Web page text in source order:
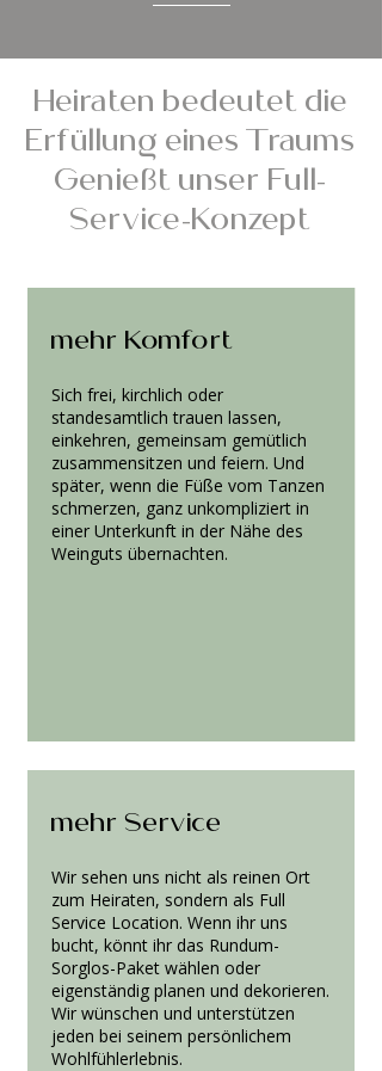
Heiraten bedeutet die
Erfüllung eines Traums
Genießt unser Full-
Service-Konzept
mehr Komfort
Sich frei, kirchlich oder
standesamtlich trauen lassen,
einkehren, gemeinsam gemütlich
zusammensitzen und feiern. Und
später, wenn die Füße vom Tanzen
schmerzen, ganz unkompliziert in
einer Unterkunft in der Nähe des
Weinguts übernachten.
mehr Service
Wir sehen uns nicht als reinen Ort
zum Heiraten, sondern als Full
Service Location. Wenn ihr uns
bucht, könnt ihr das Rundum-
Sorglos-Paket wählen oder
eigenständig planen und dekorieren.
Wir wünschen und unterstützen
jeden bei seinem persönlichem
Wohlfühlerlebnis.